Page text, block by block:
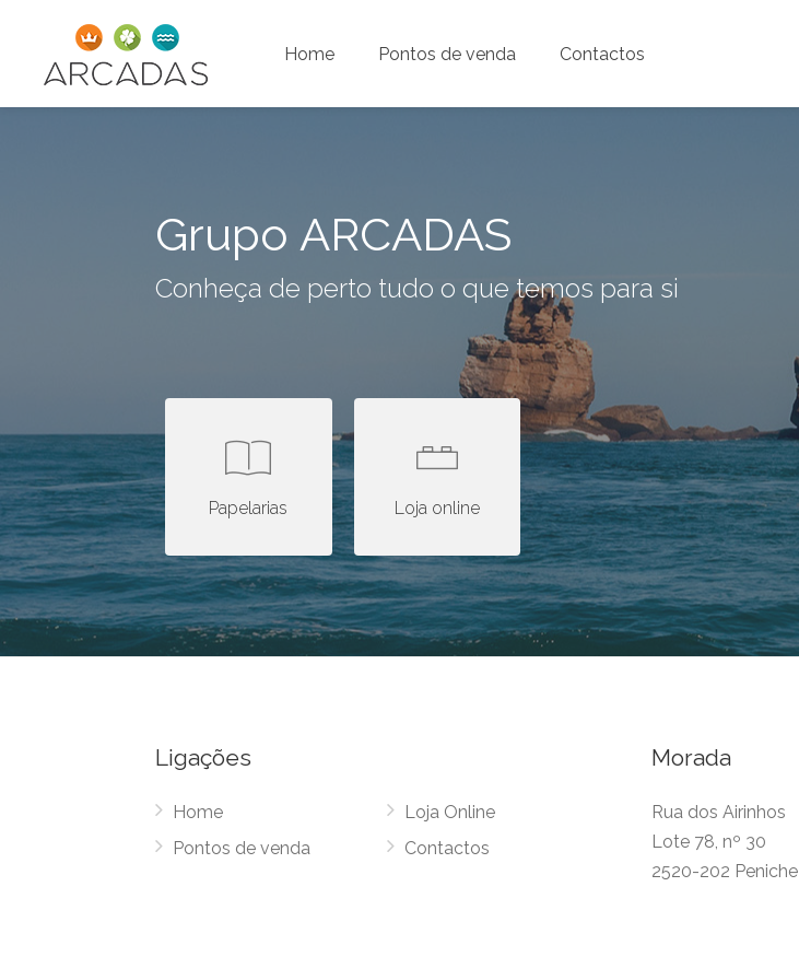
Home Pontos de venda Contactos
Grupo ARCADAS
Conheça de perto tudo o que temos para si
Papelarias Loja online
Ligações
Home
Pontos de venda
Loja Online
Contactos
Morada
Rua dos Airinhos
Lote 78, nº 30
2520-202 Peniche